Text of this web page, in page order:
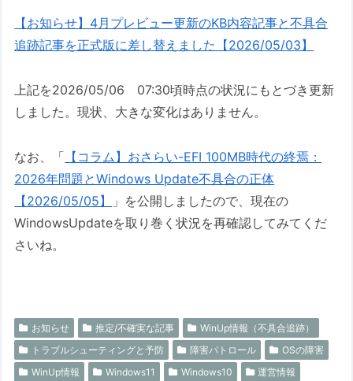
【お知らせ】4月プレビュー更新のKB内容記事と不具合
追跡記事を正式版に差し替えました【2026/05/03】
上記を2026/05/06 07:30頃時点の状況にもとづき更新
しました。現状、大きな変化はありません。
なお、「 【コラム】おさらい-EFI 100MB時代の終焉：
2026年問題とWindows Update不具合の正体
【2026/05/05】
」を公開しましたので、現在の
WindowsUpdateを取り巻く状況を再確認してみてくだ
さいね。
お知らせ 推定/不確実な記事
WinUp情報（不具合追跡）
トラブルシューティングと予防
障害パトロール
OSの障害
WinUp情報
Windows11 Windows10 運営情報